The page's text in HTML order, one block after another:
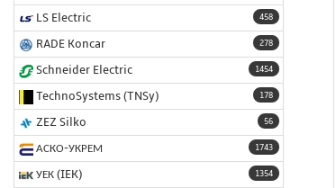
458
LS Electric
278
RADE Koncar
1454
Schneider Electric
178
TechnoSystems (TNSy)
56
ZEZ Silko
1743
АСКО-УКРЕМ
1354
УЕК (IEK)